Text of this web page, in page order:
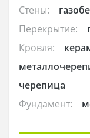
Стены:
Перекрытие:
Кровля:
черепица
Фундамент: